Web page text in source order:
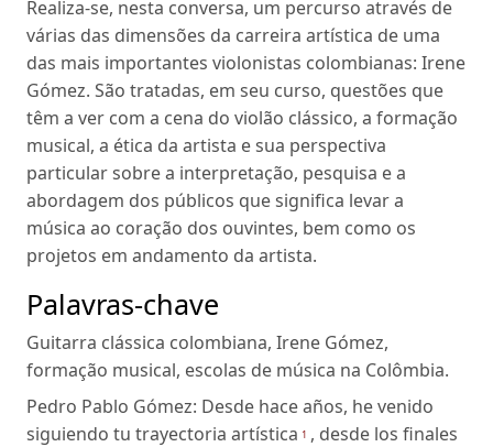
Realiza-se, nesta conversa, um percurso através de
várias das dimensões da carreira artística de uma
das mais importantes violonistas colombianas: Irene
Gómez. São tratadas, em seu curso, questões que
têm a ver com a cena do violão clássico, a formação
musical, a ética da artista e sua perspectiva
particular sobre a interpretação, pesquisa e a
abordagem dos públicos que significa levar a
música ao coração dos ouvintes, bem como os
projetos em andamento da artista.
Palavras-chave
Guitarra clássica colombiana, Irene Gómez,
formação musical, escolas de música na Colômbia.
Pedro Pablo Gómez: Desde hace años, he venido
siguiendo tu trayectoria artística 1 , desde los finales